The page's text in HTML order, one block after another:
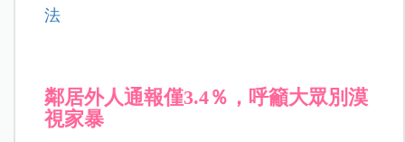
法
鄰居外人通報僅3.4％，呼籲大眾別漠
視家暴